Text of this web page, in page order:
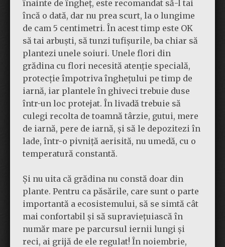
înainte de îngheț, este recomandat să-l tai
încă o dată, dar nu prea scurt, la o lungime
de cam 5 centimetri. În acest timp este OK
să tai arbuști, să tunzi tufișurile, ba chiar să
plantezi unele soiuri. Unele flori din
grădina cu flori necesită atenție specială,
protecție împotriva înghețului pe timp de
iarnă, iar plantele în ghiveci trebuie duse
într-un loc protejat. În livadă trebuie să
culegi recolta de toamnă târzie, gutui, mere
de iarnă, pere de iarnă, și să le depozitezi în
lade, într-o pivniță aerisită, nu umedă, cu o
temperatură constantă.
Și nu uita că grădina nu constă doar din
plante. Pentru ca păsările, care sunt o parte
importantă a ecosistemului, să se simtă cât
mai confortabil și să supraviețuiască în
număr mare pe parcursul iernii lungi și
reci, ai grijă de ele regulat! În noiembrie,